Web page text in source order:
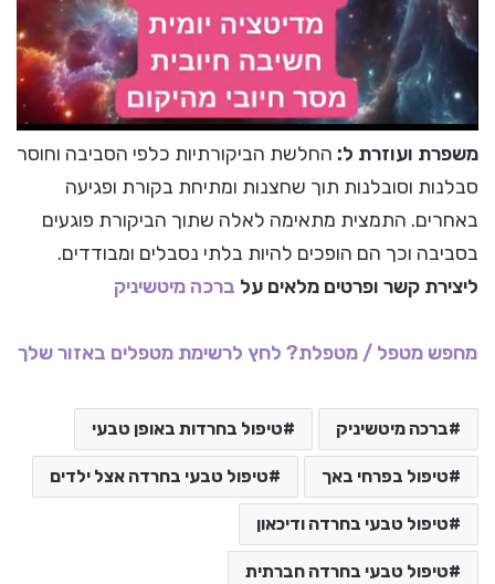
משפרת ועוזרת ל: החלשת הביקורתיות כלפי הסביבה וחוסר
סבלנות וסובלנות תוך שחצנות ומתיחת בקורת ופגיעה
באחרים. התמצית מתאימה לאלה שתוך הביקורת פוגעים
בסביבה וכך הם הופכים להיות בלתי נסבלים ומבודדים.
ליצירת קשר ופרטים מלאים על ברכה מיטשיניק
מחפש מטפל / מטפלת? לחץ לרשימת מטפלים באזור שלך
ברכה מיטשיניק טיפול בחרדות באופן טבעי
טיפול בפרחי באך טיפול טבעי בחרדה אצל ילדים
טיפול טבעי בחרדה ודיכאון
טיפול טבעי בחרדה חברתית